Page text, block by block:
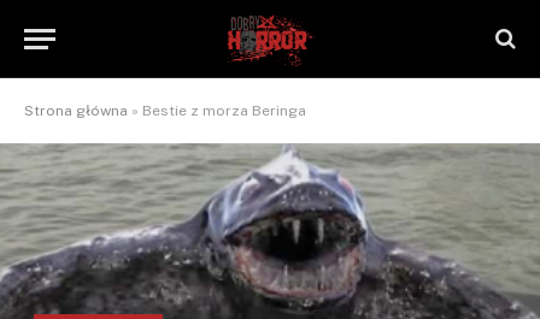
Strona główna » Bestie z morza Beringa